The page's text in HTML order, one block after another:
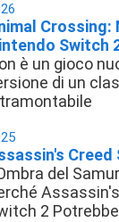
Crossing:
Switch
è un gioco
di un
Creed
del
2